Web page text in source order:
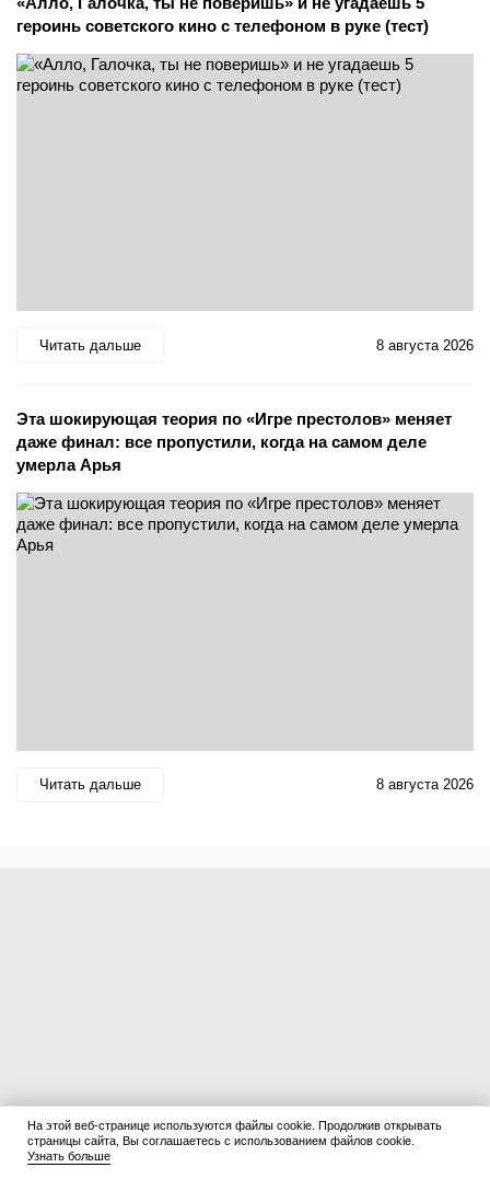
героинь советского кино с телефоном в руке (тест)
Читать дальше 8 августа 2026
Эта шокирующая теория по «Игре престолов» меняет
даже финал: все пропустили, когда на самом деле
умерла Арья
Читать дальше 8 августа 2026
На этой веб-странице используются файлы cookie. Продолжив открывать
страницы сайта, Вы соглашаетесь с использованием файлов cookie.
Узнать больше